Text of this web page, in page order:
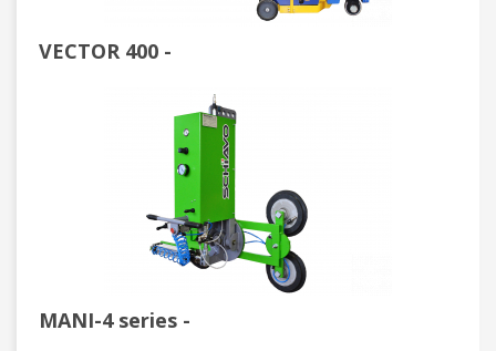
VECTOR 400 -
MANI-4 series -